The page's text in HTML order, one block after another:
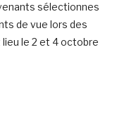
sélectionnes
de vue lors des
le 2 et 4 octobre